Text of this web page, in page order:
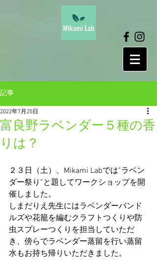
記事
富良野ラベンダー５種の香
りは？
2022年7月25日
２３日（土）、Mikami Labでは”ラベン
ダー祭り”と題してワークショップを開
催しました。
しまだりえ先生にはラベンダーバンド
ルズや花籠を編むクラフトつくりや防
虫スプレーつくりを担当していただ
き、傍らでラベンダー蒸留を行い蒸留
水もお持ち帰りいただきました。